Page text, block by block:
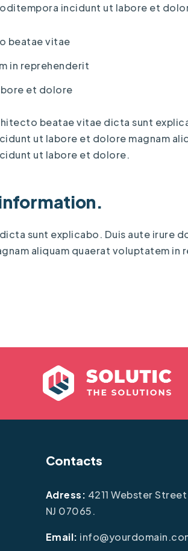
incidunt ut labore et
beatae vitae
in reprehenderit
et dolore
beatae vitae dicta sunt
ut labore et dolore magnam
ut labore et dolore.
sunt explicabo. Duis aute irure
aliquam quaerat voluptatem
Contacts
Adress: 4211 Webster Street
NJ 07065.
Email: